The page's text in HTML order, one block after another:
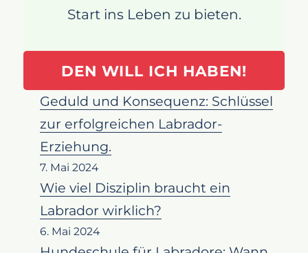
Start ins Leben zu bieten.
DEN WILL ICH HABEN!
Geduld und Konsequenz: Schlüssel
zur erfolgreichen Labrador-
Erziehung.
7. Mai 2024
Wie viel Disziplin braucht ein
Labrador wirklich?
6. Mai 2024